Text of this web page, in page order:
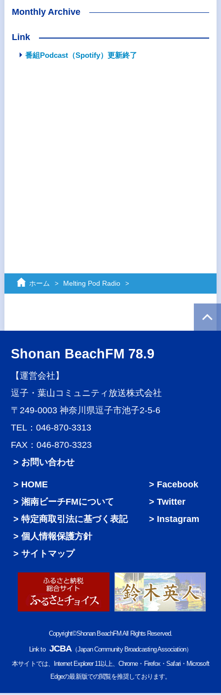
Monthly Archive
Link
番組Podcast（Spotify）更新終了
ホーム Melting Pod Radio
Shonan BeachFM 78.9
【運営会社】
逗子・葉山コミュニティ放送株式会社
〒249-0003 神奈川県逗子市池子2-5-6
TEL：046-870-3313
FAX：046-870-3323
> お問い合わせ
HOME
湘南ビーチFMについて
特定商取引法に基づく表記
個人情報保護方針
サイトマップ
Facebook
Twitter
Instagram
Copyright©Shonan BeachFM All Rights Reserved.
Link to JCBA（Japan Community Broadcasting Association）
本サイトでは、Internet Explorer 11以上、Chrome・Firefox・Safari・Microsoft
Edgeの最新版での閲覧を推奨しております。